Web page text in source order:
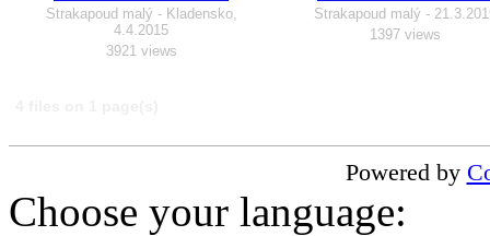
Strakapoud malý - Kladensko,
4.4.2015
3921 views
Strakapoud malý -
1397 views
Powered by
Choose your language: